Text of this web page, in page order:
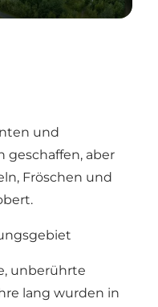
und
geschaffen, aber
Fröschen und
unberührte
lang wurden in